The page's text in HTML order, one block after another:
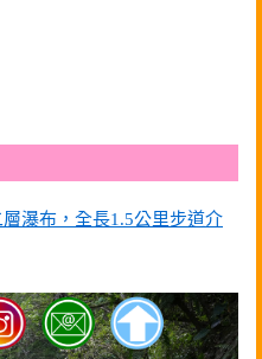
瀑布，全長1.5公里步道介